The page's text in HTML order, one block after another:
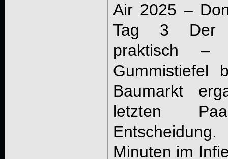
Air 2025 –
Tag 3 Der
praktisch –
Gummistiefel
Baumarkt
letzten
Minuten im